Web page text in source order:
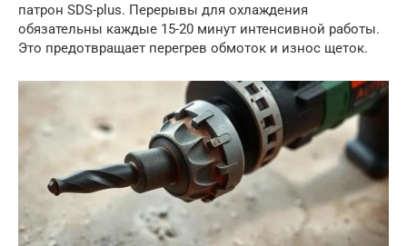
патрон SDS-plus. Перерывы для охлаждения
обязательны каждые 15-20 минут интенсивной работы.
Это предотвращает перегрев обмоток и износ щеток.